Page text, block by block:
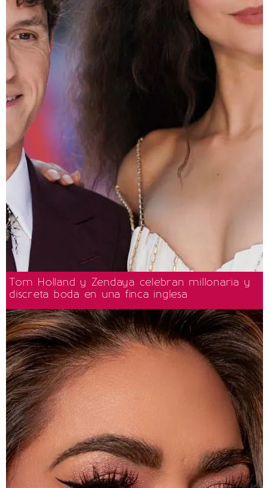
Tom Holland y Zendaya celebran millonaria y
discreta boda en una finca inglesa